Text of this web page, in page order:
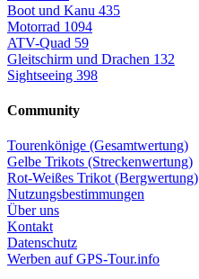
Boot und Kanu 435
Motorrad 1094
ATV-Quad 59
Gleitschirm und Drachen 132
Sightseeing 398
Community
Tourenkönige (Gesamtwertung)
Gelbe Trikots (Streckenwertung)
Rot-Weißes Trikot (Bergwertung)
Nutzungsbestimmungen
Über uns
Kontakt
Datenschutz
Werben auf GPS-Tour.info